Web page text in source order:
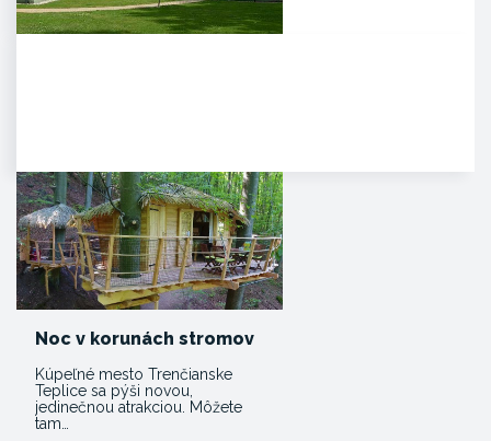
Noc v korunách stromov
Kúpeľné mesto Trenčianske
Teplice sa pýši novou,
jedinečnou atrakciou. Môžete
tam…